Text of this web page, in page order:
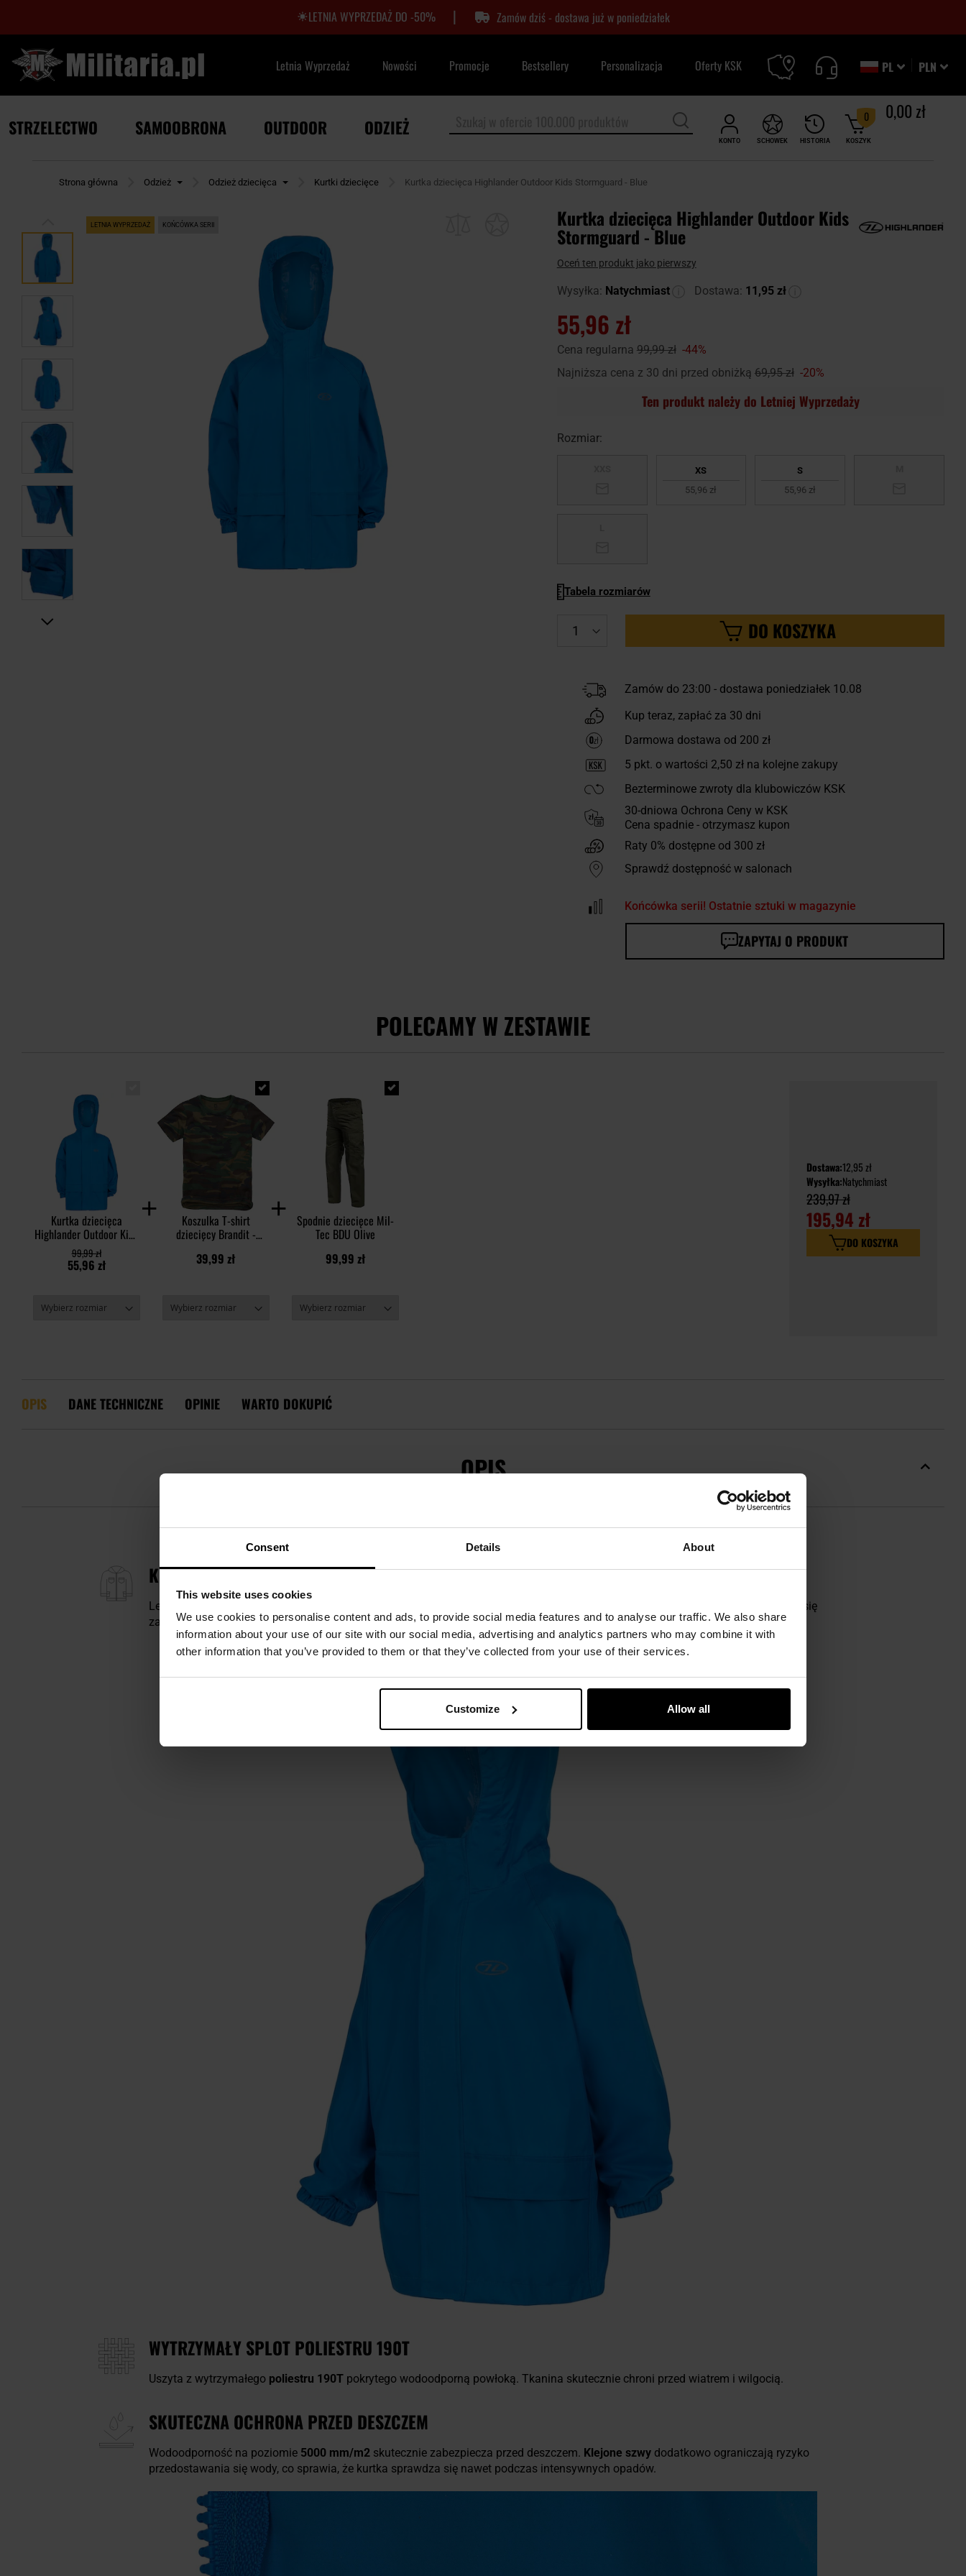
Consent Details About
This website uses cookies
We use cookies to personalise content and ads, to provide social media features and to analyse our traffic. We also share
information about your use of our site with our social media, advertising and analytics partners who may combine it with
other information that you’ve provided to them or that they’ve collected from your use of their services.
Customize Allow all
LETNIA WYPRZEDAŻ DO -50% | Zamów dziś - dostawa już w poniedziałek
PLN
PL
Letnia Wyprzedaż Nowości Promocje Bestsellery Personalizacja Oferty KSK
KONTO HISTORIA
SCHOWEK KOSZYK
0 0,00 zł
STRZELECTWO SAMOOBRONA OUTDOOR ODZIEŻ
Strona główna Odzież Odzież dziecięca Kurtki dziecięce Kurtka dziecięca Highlander Outdoor Kids Stormguard - Blue
LETNIA WYPRZEDAŻ KOŃCÓWKA SERII Kurtka dziecięca Highlander Outdoor Kids
Stormguard - Blue
Oceń ten produkt jako pierwszy
Wysyłka: Natychmiast Dostawa: 11,95 zł
55,96 zł
Cena regularna 99,99 zł -44%
Najniższa cena z 30 dni przed obniżką 69,95 zł -20%
Ten produkt należy do Letniej Wyprzedaży
Rozmiar:
XS
55,96 zł
S
55,96 zł
Tabela rozmiarów
DO KOSZYKA
Zamów do 23:00 - dostawa poniedziałek 10.08
Kup teraz, zapłać za 30 dni
Darmowa dostawa od 200 zł
5 pkt. o wartości 2,50 złna kolejne zakupy
Bezterminowe zwroty dla klubowiczów KSK
30-dniowa Ochrona Ceny w KSK
Cena spadnie - otrzymasz kupon
Raty 0% dostępne od 300 zł
Sprawdź dostępność w salonach
Końcówka serii! Ostatnie sztuki w magazynie
ZAPYTAJ O PRODUKT
POLECAMY W ZESTAWIE
Kurtka dziecięca
Highlander Outdoor Kids
Stormguard - Blue
55,96 zł
99,99 zł
Koszulka T-shirt
dziecięcy Brandit -
39,99 zł
Spodnie dziecięce Mil-
Tec BDU Olive
99,99 zł
Dostawa:12,95 zł
Wysyłka:Natychmiast
239,97 zł
195,94 zł
DO KOSZYKA
OPIS DANE TECHNICZNE OPINIE WARTO DOKUPIĆ
OPIS
KURTKA DZIECIĘCA HIGHLANDER OUTDOOR KIDS STORMGUARD - BLUE
Lekka i praktyczna kurtka przeciwdeszczowa dla dzieci, zaprojektowana z myślą o ochronie przed wiatrem i deszczem. Sprawdzi się
zarówno na co dzień, jak i podczas aktywności na świeżym powietrzu w zmiennych warunkach pogodowych.
WYTRZYMAŁY SPLOT POLIESTRU 190T
Uszyta z wytrzymałego poliestru 190T pokrytego wodoodporną powłoką. Tkanina skutecznie chroni przed wiatrem i wilgocią.
SKUTECZNA OCHRONA PRZED DESZCZEM
Wodoodporność na poziomie 5000 mm/m2 skutecznie zabezpiecza przed deszczem. Klejone szwy dodatkowo ograniczają ryzyko
przedostawania się wody, co sprawia, że kurtka sprawdza się nawet podczas intensywnych opadów.